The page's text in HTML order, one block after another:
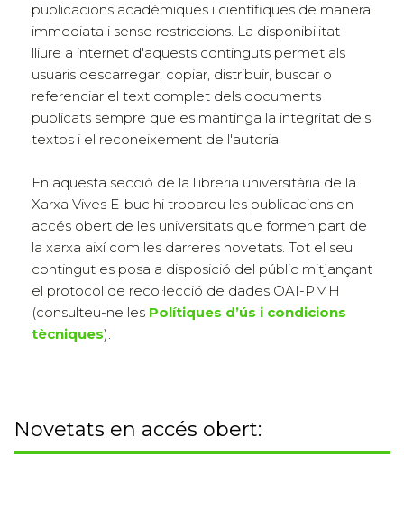
publicacions acadèmiques i científiques de manera
immediata i sense restriccions. La disponibilitat
lliure a internet d'aquests continguts permet als
usuaris descarregar, copiar, distribuir, buscar o
referenciar el text complet dels documents
publicats sempre que es mantinga la integritat dels
textos i el reconeixement de l'autoria.
En aquesta secció de la llibreria universitària de la
Xarxa Vives E-buc hi trobareu les publicacions en
accés obert de les universitats que formen part de
la xarxa així com les darreres novetats. Tot el seu
contingut es posa a disposició del públic mitjançant
el protocol de recol·lecció de dades OAI-PMH
(consulteu-ne les Polítiques d’ús i condicions
tècniques).
Novetats en accés obert: